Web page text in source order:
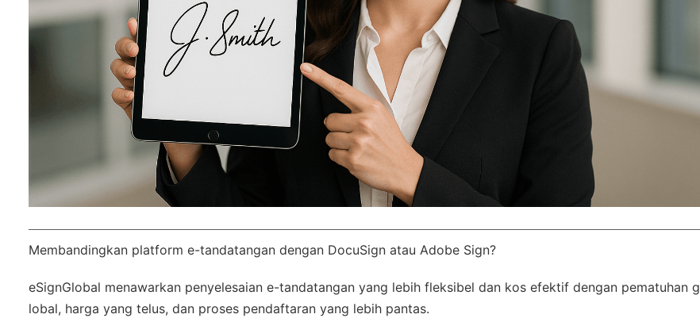
Membandingkan platform e-tandatangan dengan DocuSign atau Adobe Sign?
eSignGlobal menawarkan penyelesaian e-tandatangan yang lebih fleksibel dan kos efektif dengan pematuhan g
lobal, harga yang telus, dan proses pendaftaran yang lebih pantas.